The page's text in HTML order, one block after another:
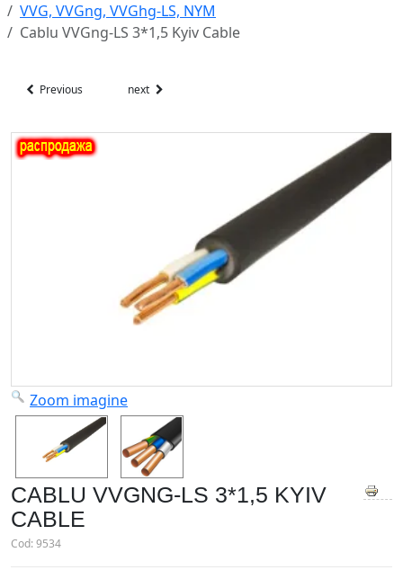
VVG, VVGng, VVGhg-LS, NYM
Cablu VVGng-LS 3*1,5 Kyiv Cable
Previous next
Zoom imagine
CABLU VVGNG-LS 3*1,5 KYIV
CABLE
Cod:9534